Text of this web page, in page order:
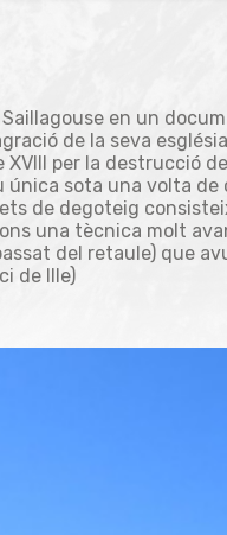
en un
de la seva
XVIII per la destrucció
única sota una volta
de degoteig
una tècnica molt
del retaule) que
de Ille)